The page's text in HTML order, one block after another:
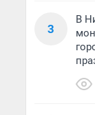
3
В